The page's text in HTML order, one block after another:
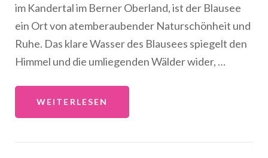
im Kandertal im Berner Oberland, ist der Blausee
ein Ort von atemberaubender Naturschönheit und
Ruhe. Das klare Wasser des Blausees spiegelt den
Himmel und die umliegenden Wälder wider, …
WEITERLESEN